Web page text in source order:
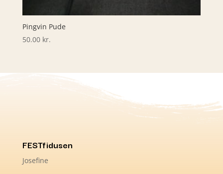
Pingvin Pude
50.00 kr.
FESTfidusen
Josefine